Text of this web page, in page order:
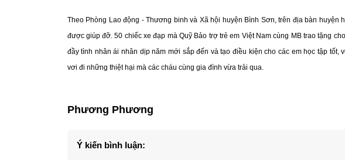
Theo Phòng Lao động - Thương binh và Xã hội huyện Bình Sơn, trên địa bàn huyện
được giúp đỡ. 50 chiếc xe đạp mà Quỹ Bảo trợ trẻ em Việt Nam cùng MB trao tặng
đầy tình nhân ái nhân dịp năm mới sắp đến và tạo điều kiện cho các em học tập
vơi đi những thiệt hại mà các cháu cùng gia đình vừa trải qua.
Phương Phương
Ý kiến bình luận: